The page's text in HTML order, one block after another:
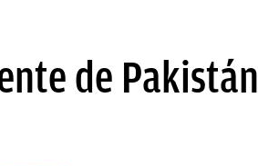
de Pakistán